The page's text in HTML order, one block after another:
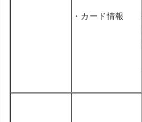
・カード情報